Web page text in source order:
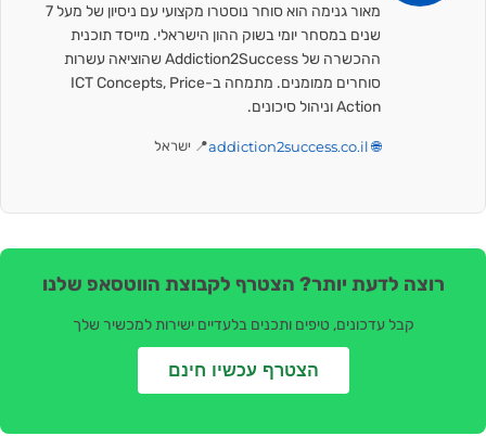
מאור גנימה הוא סוחר נוסטרו מקצועי עם ניסיון של מעל 7
שנים במסחר יומי בשוק ההון הישראלי. מייסד תוכנית
ההכשרה של Addiction2Success שהוציאה עשרות
סוחרים ממומנים. מתמחה ב-ICT Concepts, Price
Action וניהול סיכונים.
📍 ישראל
רוצה לדעת יותר? הצטרף לקבוצת הווטסאפ שלנו
קבל עדכונים, טיפים ותכנים בלעדיים ישירות למכשיר שלך
הצטרף עכשיו חינם